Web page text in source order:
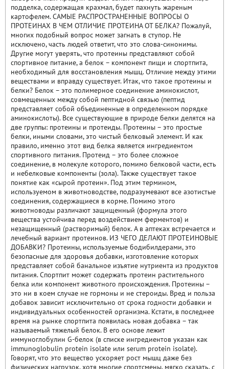
подделка, содержащая крахмал, будет пахнуть жареным
картофелем. САМЫЕ РАСПРОСТРАНЕННЫЕ ВОПРОСЫ О
ПРОТЕИНАХ В ЧЕМ ОТЛИЧИЕ ПРОТЕИНА ОТ БЕЛКА? Пожалуй,
многих подобный вопрос может загнать в ступор. Не
исключено, часть людей ответит, что это слова-синонимы.
Другие могут уверять, что протеины представляют собой
спортивное питание, а белок – компонент пищи и спортпита,
необходимый для восстановления мышц. Отличие между этими
веществами и вправду существует. Итак, что такое протеины и
белки? Белок – это полимерное соединение аминокислот,
совмещенных между собой пептидной связью (пептид
представляет собой объединенные в определенном порядке
аминокислоты). Все существующие в природе белки делятся на
две группы: протеины и протеиды. Протеины – это простые
белки, иными словами, это чистый белковый элемент. И как
правило, именно этот вид белка является ингредиентом
спортивного питания. Протеид – это более сложное
соединение, в молекуле которого, помимо белковой части, есть
и небелковые компоненты (зола). Также существует такое
понятие как «сырой протеин». Под этим термином,
используемом в животноводстве, подразумевают все азотистые
соединения, содержащиеся в корме. Помимо этого
животноводы различают защищенный (формула этого
вещества устойчива перед воздействием ферментов) и
незащищенный (растворимый) белок. А в аптеках встречается и
лечебный вариант протеинов. ИЗ ЧЕГО ДЕЛАЮТ ПРОТЕИНОВЫЕ
ДОБАВКИ? Протеины, используемые бодибилдерами, это
безопасные для здоровья добавки, изготовление которых
представляет собой банальное изъятие нутриента из продуктов
питания. Спортпит может содержать протеин растительного
белка или компонент животного происхождения. Протеины –
это ни в коем случае не гормоны и не стероиды. Вред и польза
добавок зависит исключительно от срока годности добавки и
индивидуальных особенностей организма. Кстати, в последнее
время на рынке спортпита появилась новая добавка – так
называемый тяжелый белок. В его основе лежит
иммуноглобулин G-белок (в списке ингредиентов указан как
immunoglobulin protein isolate или serum protein isolate).
Говорят, что это вещество ускоряет рост мышц даже без
физических нагрузок, хотя многие спортсмены, мягко сказать, с